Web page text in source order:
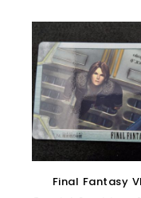
Final Fantasy